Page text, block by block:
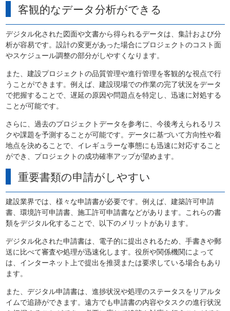
客観的なデータ分析ができる
デジタル化された図面や文書から得られるデータは、集計および分
析が容易です。設計の変更があった場合にプロジェクトのコスト面
やスケジュール調整の部分がしやすくなります。
また、建設プロジェクトの品質管理や進行管理を客観的な視点で行
うことができます。例えば、建設現場での作業の完了状況をデータ
で把握することで、遅延の原因や問題点を特定し、迅速に対処する
ことが可能です。
さらに、過去のプロジェクトデータを参考に、今後考えられるリス
クや課題を予測することが可能です。データに基づいて方向性や着
地点を決めることで、イレギュラーな事態にも迅速に対応すること
ができ、プロジェクトの成功確率アップが望めます。
重要書類の申請がしやすい
建設業界では、様々な申請書が必要です。例えば、建築許可申請
書、環境許可申請書、施工許可申請書などがあります。これらの書
類をデジタル化することで、以下のメリットがあります。
デジタル化された申請書は、電子的に提出されるため、手書きや郵
送に比べて審査や処理が迅速化します。役所や関係機関によって
は、インターネット上で提出を推奨または要求している場合もあり
ます。
また、デジタル申請書は、進捗状況や処理のステータスをリアルタ
イムで追跡ができます。遠方でも申請書の内容やタスクの進行状況